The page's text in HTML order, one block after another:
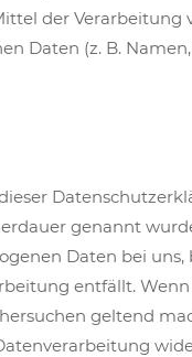
der Verarbeitung
Daten (z. B.
genannt
Daten bei uns,
entfällt. Wenn
geltend